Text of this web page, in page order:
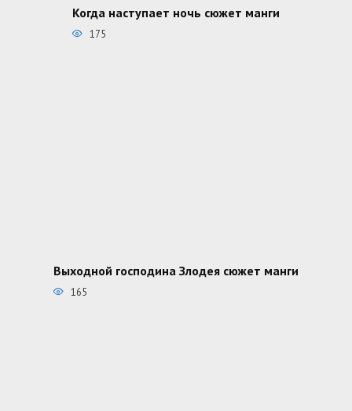
Когда наступает ночь сюжет манги
175
Выходной господина Злодея сюжет манги
165